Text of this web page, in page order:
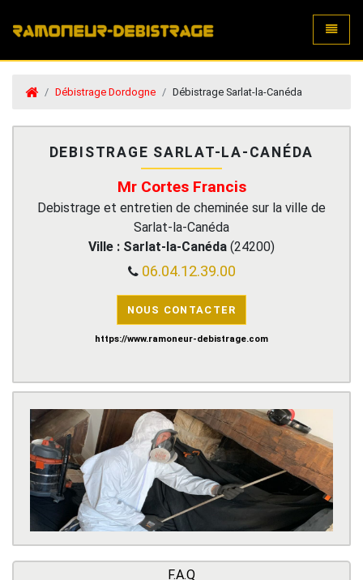
Débistrage Dordogne Débistrage Sarlat-la-Canéda
DEBISTRAGE SARLAT-LA-CANÉDA
Mr Cortes Francis
Debistrage et entretien de cheminée sur la ville de
Sarlat-la-Canéda
Ville : Sarlat-la-Canéda (24200)
06.04.12.39.00
NOUS CONTACTER
https://www.ramoneur-debistrage.com
F.A.Q